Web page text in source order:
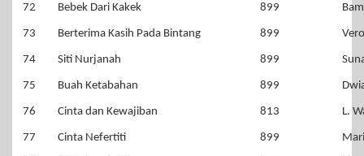
72 Bebek Dari Kakek 899
73 Berterima Kasih Pada Bintang 899
74 Siti Nurjanah 899
75 Buah Ketabahan 899
76 Cinta dan Kewajiban 813 L.
77 Cinta Nefertiti 899